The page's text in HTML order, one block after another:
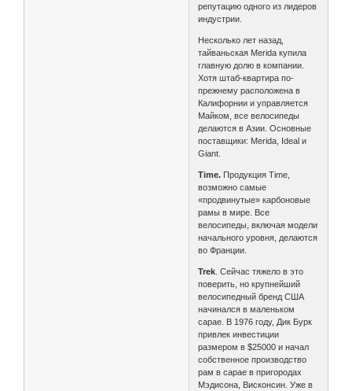
репутацию одного из лидеров
индустрии.
Несколько лет назад,
тайваньская Merida купила
главную долю в компании.
Хотя штаб-квартира по-
прежнему расположена в
Калифорнии и управляется
Майком, все велосипеды
делаются в Азии. Основные
поставщики: Merida, Ideal и
Giant.
Time. Продукция Time,
возможно самые
«продвинутые» карбоновые
рамы в мире. Все
велосипеды, включая модели
начального уровня, делаются
во Франции.
Trek . Сейчас тяжело в это
поверить, но крупнейший
велосипедный бренд США
начинался в маленьком
сарае. В 1976 году, Дик Бурк
привлек инвестиции
размером в $25000 и начал
собственное производство
рам в сарае в пригородах
Мэдисона, Висконсин. Уже в